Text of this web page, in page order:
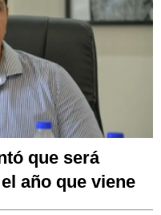
que será
año que viene